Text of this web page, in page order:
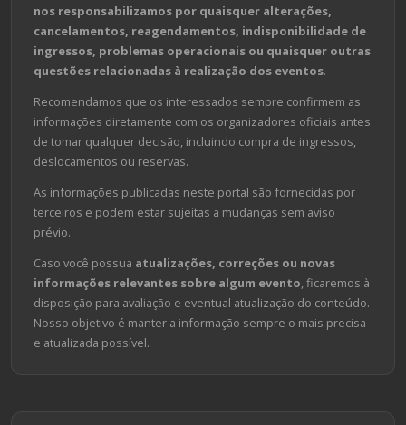
nos responsabilizamos por quaisquer alterações,
cancelamentos, reagendamentos, indisponibilidade de
ingressos, problemas operacionais ou quaisquer outras
questões relacionadas à realização dos eventos.
Recomendamos que os interessados sempre confirmem as
informações diretamente com os organizadores oficiais antes
de tomar qualquer decisão, incluindo compra de ingressos,
deslocamentos ou reservas.
As informações publicadas neste portal são fornecidas por
terceiros e podem estar sujeitas a mudanças sem aviso
prévio.
Caso você possua atualizações, correções ou novas
informações relevantes sobre algum evento, ficaremos à
disposição para avaliação e eventual atualização do conteúdo.
Nosso objetivo é manter a informação sempre o mais precisa
e atualizada possível.